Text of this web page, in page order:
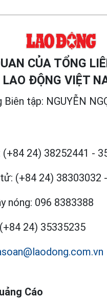
CỦA TỔNG
LAO ĐỘNG VIỆT
Biên tập: NGUYỄN
(+84 24) 38252441 -
(+84 24) 38303032 -
nóng: 096 8383388
(+84 24) 35335235
Cáo